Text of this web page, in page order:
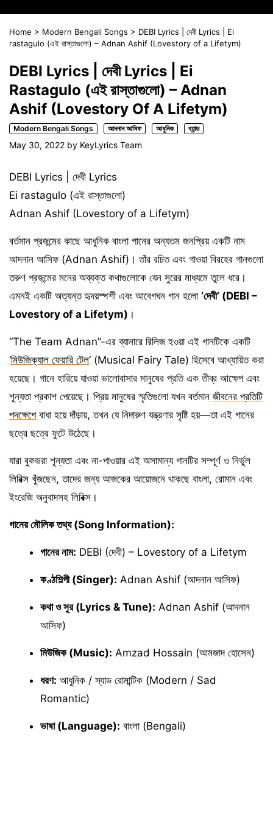
Home > Modern Bengali Songs > DEBI Lyrics | দেবী Lyrics | Ei
rastagulo (এই রাস্তাগুলো) – Adnan Ashif (Lovestory of a Lifetym)
DEBI Lyrics | দেবী Lyrics | Ei
Rastagulo (এই রাস্তাগুলো) – Adnan
Ashif (Lovestory Of A Lifetym)
Modern Bengali Songs আদনান আসিফ আধুনিক ব্যান্ড
May 30, 2022 by KeyLyrics Team
DEBI Lyrics | দেবী Lyrics
Ei rastagulo (এই রাস্তাগুলো)
Adnan Ashif (Lovestory of a Lifetym)
বর্তমান প্রজন্মের কাছে আধুনিক বাংলা গানের অন্যতম জনপ্রিয় একটি নাম
আদনান আসিফ (Adnan Ashif)। তাঁর রচিত এবং গাওয়া বিরহের গানগুলো
তরুণ প্রজন্মের মনের অব্যক্ত কথাগুলোকে যেন সুরের মাধ্যমে তুলে ধরে।
এমনই একটি অত্যন্ত হৃদয়স্পর্শী এবং আবেগঘন গান হলো ‘দেবী’ (DEBI –
Lovestory of a Lifetym) ।
“The Team Adnan”-এর ব্যানারে রিলিজ হওয়া এই গানটিকে একটি
‘মিউজিক্যাল ফেয়ারি টেল‘ (Musical Fairy Tale) হিসেবে আখ্যায়িত করা
হয়েছে। গানে হারিয়ে যাওয়া ভালোবাসার মানুষের প্রতি এক তীব্র আক্ষেপ এবং
শূন্যতা প্রকাশ পেয়েছে। প্রিয় মানুষের স্মৃতিগুলো যখন বর্তমান জীবনের প্রতিটি
পদক্ষেপেবাধা হয়ে দাঁড়ায়, তখন যে নিদারুণ যন্ত্রণার সৃষ্টি হয়—তা এই গানের
ছত্রে ছত্রে ফুটে উঠেছে।
যারা বুকভরা শূন্যতা এবং না-পাওয়ার এই অসামান্য গানটির সম্পূর্ণ ও নির্ভুল
লিরিক্স খুঁজছেন, তাদের জন্য আজকের আয়োজনে থাকছে বাংলা, রোমান এবং
ইংরেজি অনুবাদসহ লিরিক্স।
গানের মৌলিক তথ্য (Song Information):
গানের নাম: DEBI (দেবী) – Lovestory of a Lifetym
কণ্ঠশিল্পী (Singer): Adnan Ashif (আদনান আসিফ)
কথা ও সুর (Lyrics & Tune): Adnan Ashif (আদনান
আসিফ)
মিউজিক (Music): Amzad Hossain (আমজাদ হোসেন)
ধরণ: আধুনিক / স্যাড রোমান্টিক (Modern / Sad
Romantic)
ভাষা (Language): বাংলা (Bengali)